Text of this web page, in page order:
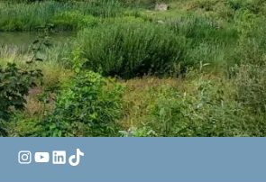
InstagramYouTube LinkedIn TikTok